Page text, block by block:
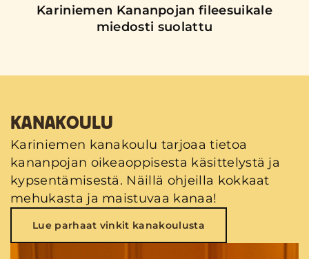
Kariniemen Kananpojan fileesuikale
miedosti suolattu
KANAKOULU
Kariniemen kanakoulu tarjoaa tietoa
kananpojan oikeaoppisesta käsittelystä ja
kypsentämisestä. Näillä ohjeilla kokkaat
mehukasta ja maistuvaa kanaa!
Lue parhaat vinkit kanakoulusta